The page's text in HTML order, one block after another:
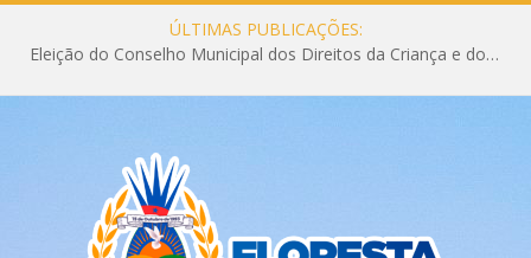
ÚLTIMAS PUBLICAÇÕES:
Eleição do Conselho Municipal dos Direitos da Criança e do Adolescente CMDCA 2026